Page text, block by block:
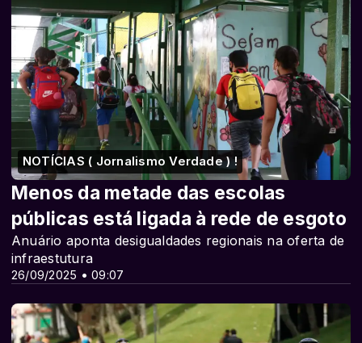
NOTÍCIAS ( Jornalismo Verdade ) !
26/09/2025 • 09:07
Menos da metade das escolas
públicas está ligada à rede de esgoto
Anuário aponta desigualdades regionais na oferta de
infraestutura